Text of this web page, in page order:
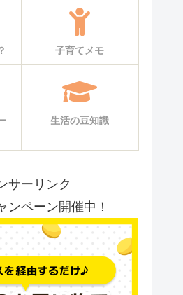
子育てメモ
生活の豆知識
サーリンク
ンペーン開催中！